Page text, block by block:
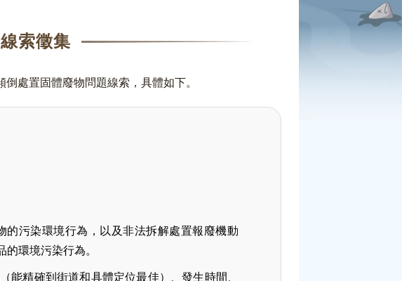
索徵集
處置固體廢物問題線索，具體如下。
污染環境行為，以及非法拆解處置報廢機動
環境污染行為。
能精確到街道和具體定位最佳）、發生時間、